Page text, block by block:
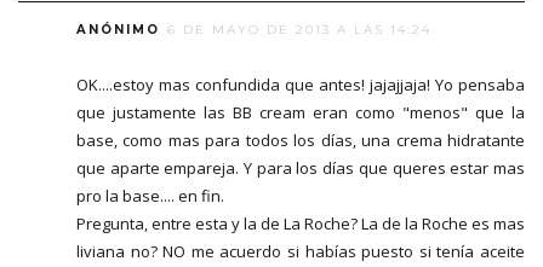
ANÓNIMO 6 DE MAYO DE 2013 A LAS 14:24
OK....estoy mas confundida que antes! jajajjaja! Yo pensaba
que justamente las BB cream eran como "menos" que la
base, como mas para todos los días, una crema hidratante
que aparte empareja. Y para los días que queres estar mas
pro la base.... en fin.
Pregunta, entre esta y la de La Roche? La de la Roche es mas
liviana no? NO me acuerdo si habías puesto si tenía aceite